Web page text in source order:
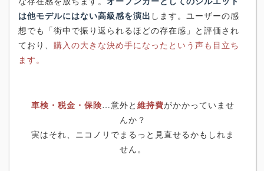
は他モデルにはない高級感を演出 します。ユーザーの感
想でも「街中で振り返られるほどの存在感」と評価され
ており、 購入の大きな決め手になったという声も目立ち
ます。
車検・税金・保険…意外と 維持費がかかっていませ
んか？
実はそれ、ニコノリでまるっと見直せるかもしれま
せん。